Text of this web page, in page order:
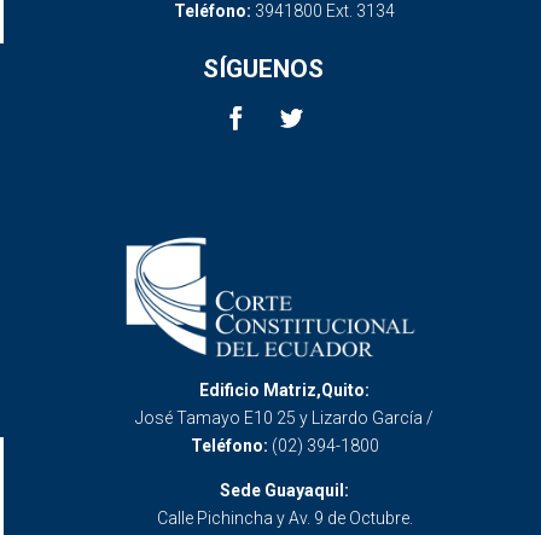
Teléfono: 3941800 Ext. 3134
SÍGUENOS
Edificio Matriz,Quito:
José Tamayo E10 25 y Lizardo García /
Teléfono: (02) 394-1800
Sede Guayaquil:
Calle Pichincha y Av. 9 de Octubre.